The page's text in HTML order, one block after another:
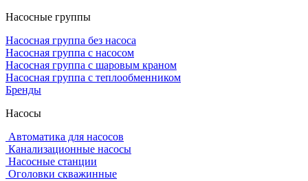
Насосные группы
Насосная группа без насоса
Насосная группа с насосом
Насосная группа с шаровым краном
Насосная группа с теплообменником
Бренды
Насосы
Автоматика для насосов
Канализационные насосы
Насосные станции
Оголовки скважинные